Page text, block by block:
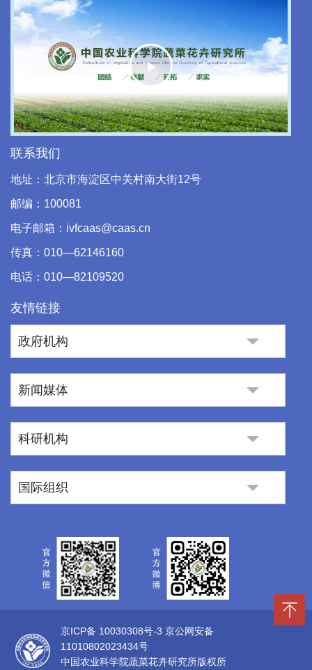
Play
Video
联系我们
地址：北京市海淀区中关村南大街12号
邮编：100081
电子邮箱：ivfcaas@caas.cn
传真：010—62146160
电话：010—82109520
友情链接
政府机构
新闻媒体
科研机构
国际组织
京ICP备 10030308号-3 京公网安备
11010802023434号
中国农业科学院蔬菜花卉研究所版权所